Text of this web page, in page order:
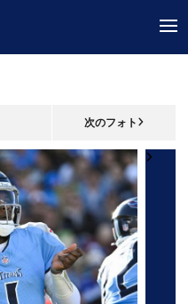
次のフォト